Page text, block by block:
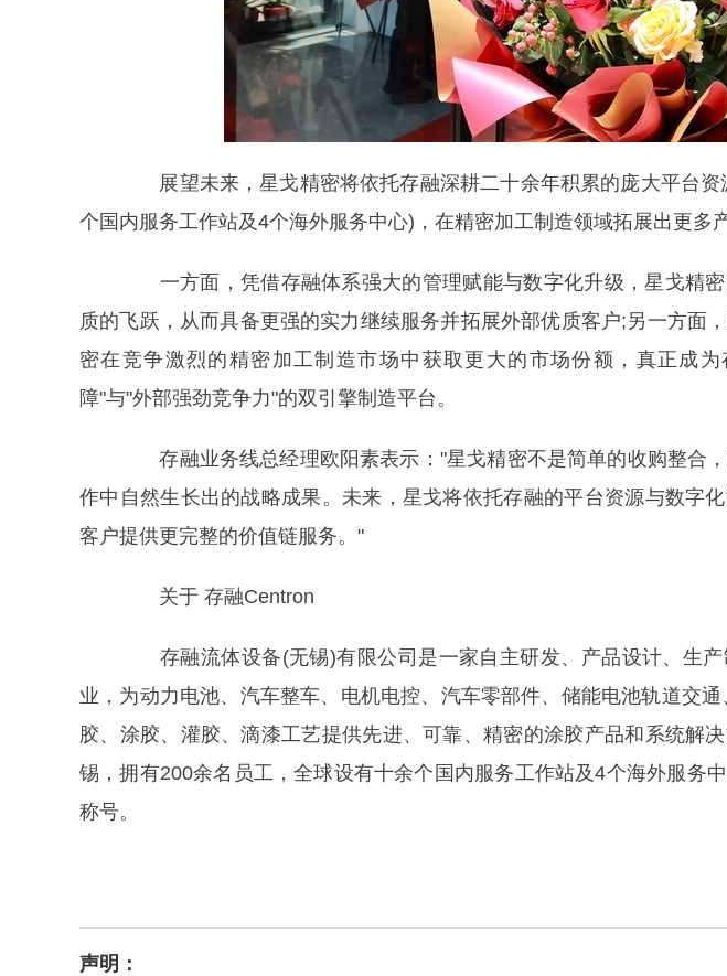
展望未来，星戈精密将依托存融深耕二十余年积累的庞大平台资
个国内服务工作站及4个海外服务中心)，在精密加工制造领域拓展出更多
一方面，凭借存融体系强大的管理赋能与数字化升级，星戈精密
质的飞跃，从而具备更强的实力继续服务并拓展外部优质客户;另一方面
密在竞争激烈的精密加工制造市场中获取更大的市场份额，真正成
障"与"外部强劲竞争力"的双引擎制造平台。
存融业务线总经理欧阳素表示："星戈精密不是简单的收购整合
作中自然生长出的战略成果。未来，星戈将依托存融的平台资源与数字
客户提供更完整的价值链服务。"
关于 存融Centron
存融流体设备(无锡)有限公司是一家自主研发、产品设计、生产
业，为动力电池、汽车整车、电机电控、汽车零部件、储能电池轨道交
胶、涂胶、灌胶、滴漆工艺提供先进、可靠、精密的涂胶产品和系统解
锡，拥有200余名员工，全球设有十余个国内服务工作站及4个海外服务
称号。
声明：